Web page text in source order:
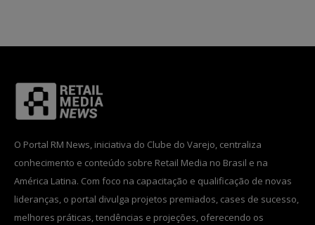
Li e aceito aPolítica de Privacidade
12,345
Fãs
5,678
Seguidores
12,345
Seguidores
O Portal RM News, iniciativa do Clube do Varejo, centraliza
conhecimento e conteúdo sobre Retail Media no Brasil e na
América Latina. Com foco na capacitação e qualificação de novas
lideranças, o portal divulga projetos premiados, cases de sucesso,
melhores práticas, tendências e projeções, oferecendo os